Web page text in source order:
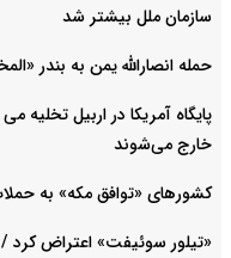
سازمان ملل بیشتر شد
حمله انصارالله یمن به بندر
خارج می‌شوند
کشورهای «توافق مکه» به
«تیلور سوئیفت» اعتراض